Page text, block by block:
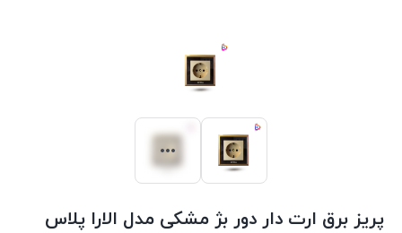
پریز برق ارت دار دور بژ مشکی مدل الارا پلاس